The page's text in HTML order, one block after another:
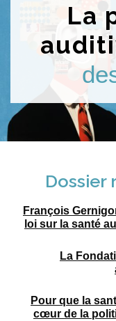
La
Dossier
François
loi sur la santé
La
Pour que la
cœur de la